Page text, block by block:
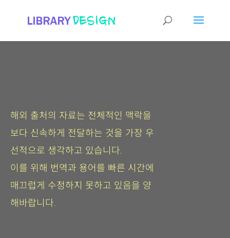
해외 출처의 자료는 전체적인 맥락을
보다 신속하게 전달하는 것을 가장 우
선적으로 생각하고 있습니다.
이를 위해 번역과 용어를 빠른 시간에
매끄럽게 수정하지 못하고 있음을 양
해바랍니다.